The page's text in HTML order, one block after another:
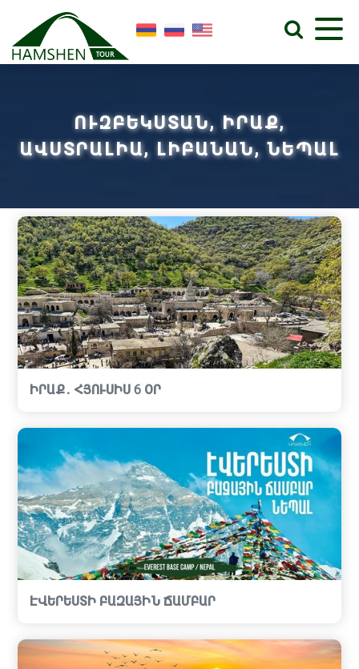
ՈՒԶԲԵԿՍՏԱՆ, ԻՐԱՔ,
ԱՎՍՏՐԱԼԻԱ, ԼԻԲԱՆԱՆ, ՆԵՊԱԼ
ԻՐԱՔ․ ՀՅՈՒՍԻՍ 6 ՕՐ
ԷՎԵՐԵՍՏԻ ԲԱԶԱՅԻՆ ՃԱՄԲԱՐ